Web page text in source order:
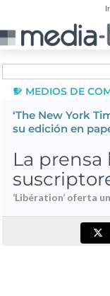
MEDIOS DE
‘The New York
su edición en
La prensa
‘Libération’ oferta